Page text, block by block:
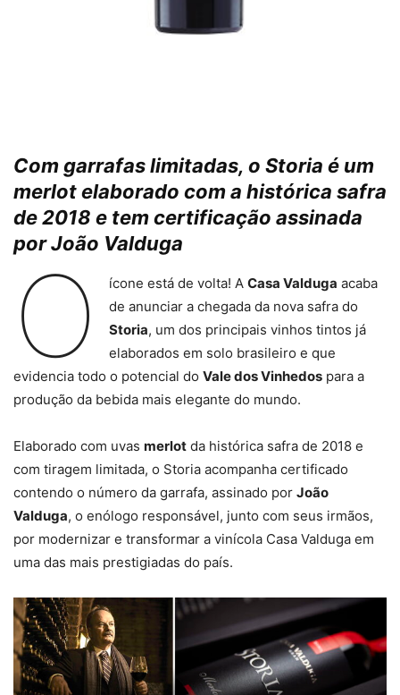
Com garrafas limitadas, o Storia é um
merlot elaborado com a histórica safra
de 2018 e tem certificação assinada
por João Valduga
O ícone está de volta! A Casa Valduga acaba
de anunciar a chegada da nova safra do
Storia, um dos principais vinhos tintos já
elaborados em solo brasileiro e que
evidencia todo o potencial do Vale dos Vinhedos para a
produção da bebida mais elegante do mundo.
Elaborado com uvas merlot da histórica safra de 2018 e
com tiragem limitada, o Storia acompanha certificado
contendo o número da garrafa, assinado por João
Valduga, o enólogo responsável, junto com seus irmãos,
por modernizar e transformar a vinícola Casa Valduga em
uma das mais prestigiadas do país.